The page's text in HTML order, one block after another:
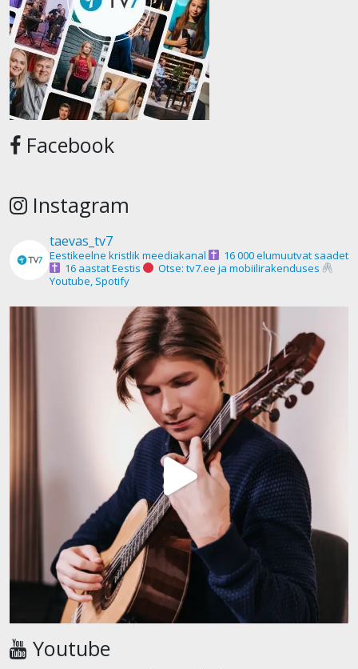
Facebook
Instagram
taevas_tv7
Eestikeelne kristlik meediakanal
16 000 elumuutvat saadet
16 aastat Eestis
Otse: tv7.ee ja mobiilirakenduses
Youtube, Spotify
Youtube